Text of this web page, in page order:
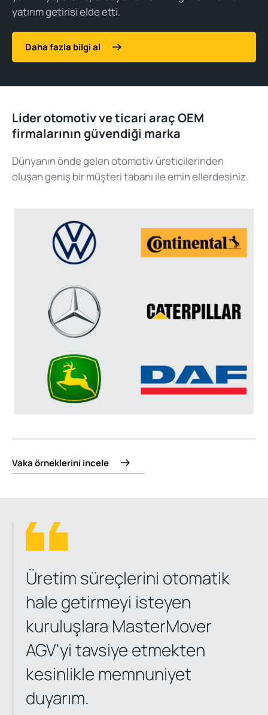
yatırım getirisi elde etti.
Daha fazla bilgi al
Lider otomotiv ve ticari araçOEM
firmalarınıngüvendiği marka
Dünyanın önde gelen otomotiv üreticilerinden
oluşan geniş bir müşteri tabanı ile emin ellerdesiniz.
Vaka örneklerini incele
Üretim süreçlerini otomatik
hale getirmeyi isteyen
kuruluşlara MasterMover
AGV'yi tavsiye etmekten
kesinlikle memnuniyet
duyarım.